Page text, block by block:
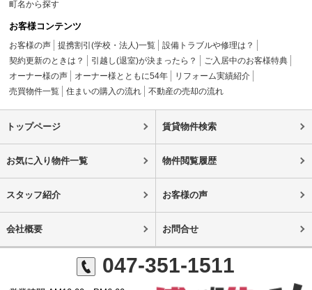
町名から探す
お客様コンテンツ
お客様の声 提携割引(学校・法人)一覧
設備トラブルや修理は？
契約更新のときは？
引越し(退室)が決まったら？
ご入居中のお客様特典
オーナー様の声
オーナー様とともに54年
リフォーム実績紹介
売買物件一覧
住まいの購入の流れ 不動産の売却の流れ
トップページ 賃貸物件検索
お気に入り物件一覧 物件閲覧履歴
スタッフ紹介 お客様の声
会社概要 お問合せ
047-351-1511